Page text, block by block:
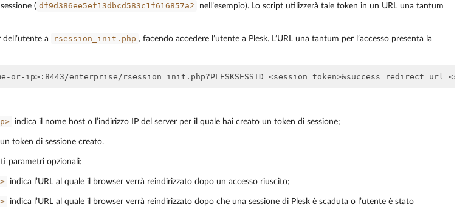
( df9d386ee5ef13dbcd583c1f616857a2
nell’esempio). Lo script utilizzerà tale token in un URL una tantum
a rsession_init.php , facendo accedere l’utente a Plesk. L’URL una tantum per l’accesso presenta la
indica il nome host o l’indirizzo IP del server per il quale hai creato un token di sessione;
token di sessione creato.
parametri opzionali:
indica l’URL al quale il browser verrà reindirizzato dopo un accesso riuscito;
indica l’URL al quale il browser verrà reindirizzato dopo che una sessione di Plesk è scaduta o l’utente è stato